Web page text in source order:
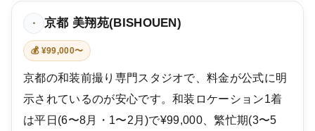
・ 京都 美翔苑(BISHOUEN)
💰 ¥99,000〜
京都の和装前撮り専門スタジオで、料金が公式に明
示されているのが安心です。和装ロケーション1着
は平日(6〜8月・1〜2月)で¥99,000、繁忙期(3〜5